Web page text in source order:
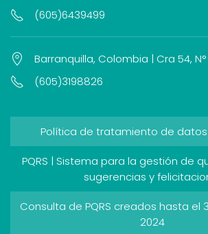
(605)6439499
Barranquilla, Colombia | Cra 54,
(605)3198826
Política de tratamiento de
PQRS | Sistema para la gestión de
sugerencias y
Consulta de PQRS creados hasta el
2024